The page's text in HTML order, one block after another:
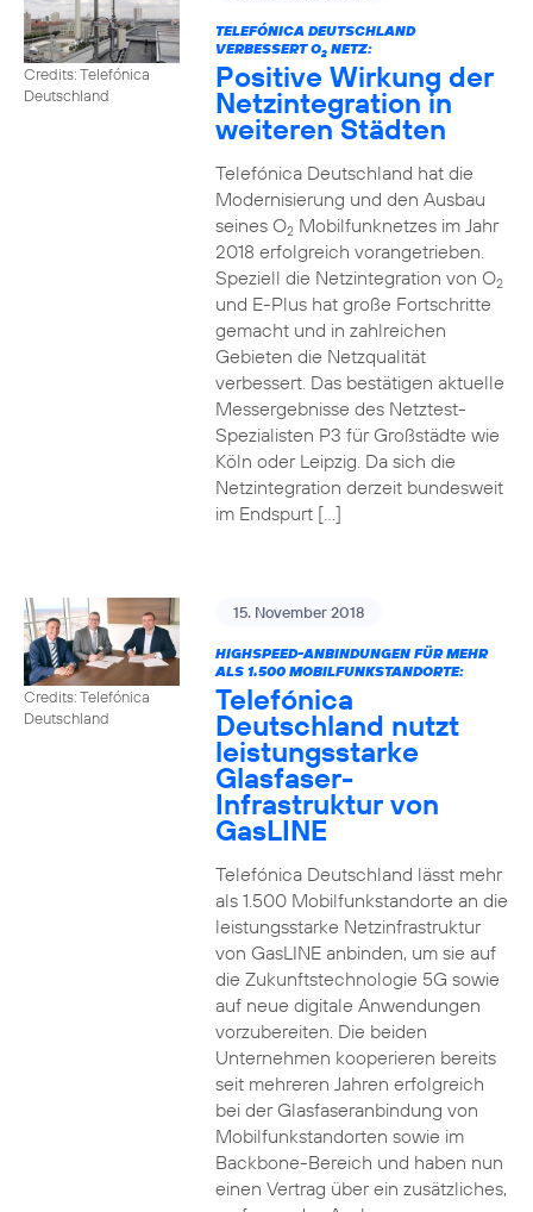
Credits: Telefónica
Deutschland
TELEFÓNICA DEUTSCHLAND
VERBESSERT O2NETZ:
Positive Wirkung der
Netzintegration in
weiteren Städten
Telefónica Deutschland hat die
Modernisierung und den Ausbau
seines O2Mobilfunknetzes im Jahr
2018 erfolgreich vorangetrieben.
Speziell die Netzintegration von O2
und E-Plus hat große Fortschritte
gemacht und in zahlreichen
Gebieten die Netzqualität
verbessert. Das bestätigen aktuelle
Messergebnisse des Netztest-
Spezialisten P3 für Großstädte wie
Köln oder Leipzig. Da sich die
Netzintegration derzeit bundesweit
im Endspurt […]
Credits: Telefónica
Deutschland
15. November 2018
HIGHSPEED-ANBINDUNGEN FÜR MEHR
ALS 1.500 MOBILFUNKSTANDORTE:
Telefónica
Deutschland nutzt
leistungsstarke
Glasfaser-
Infrastruktur von
GasLINE
Telefónica Deutschland lässt mehr
als 1.500 Mobilfunkstandorte an die
leistungsstarke Netzinfrastruktur
von GasLINE anbinden, um sie auf
die Zukunftstechnologie 5G sowie
auf neue digitale Anwendungen
vorzubereiten. Die beiden
Unternehmen kooperieren bereits
seit mehreren Jahren erfolgreich
bei der Glasfaseranbindung von
Mobilfunkstandorten sowie im
Backbone-Bereich und haben nun
einen Vertrag über ein zusätzliches,